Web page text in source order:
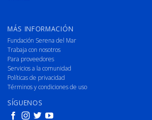
MÁS INFORMACIÓN
Fundación Serena del Mar
Trabaja con nosotros
Para proveedores
Servicios a la comunidad
Políticas de privacidad
Términos y condiciones de uso
SÍGUENOS